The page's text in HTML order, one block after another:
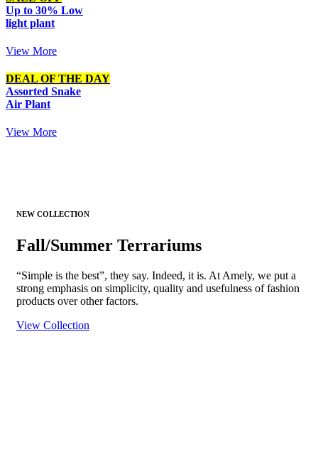
Up to 30% Low
light plant
View More
DEAL OF THE DAY
Assorted Snake
Air Plant
View More
NEW COLLECTION
Fall/Summer Terrariums
“Simple is the best”, they say. Indeed, it is. At Amely, we put a
strong emphasis on simplicity, quality and usefulness of fashion
products over other factors.
View Collection